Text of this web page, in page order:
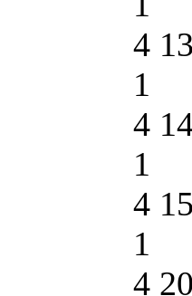
4
1
4
1
4
1
4